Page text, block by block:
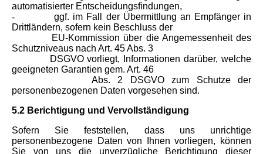
automatisierter Entscheidungsfindungen,
-ggf. im Fall der Übermittlung an Empfänger in
Drittländern, sofern kein Beschluss der
EU-Kommission über die Angemessenheit des
Schutzniveaus nach Art. 45 Abs. 3
DSGVO vorliegt, Informationen darüber, welche
geeigneten Garantien gem. Art. 46
Abs. 2 DSGVO zum Schutze der
personenbezogenen Daten vorgesehen sind.
5.2 Berichtigung und Vervollständigung
Sofern Sie feststellen, dass uns unrichtige
personenbezogene Daten von Ihnen vorliegen, können
Sie von uns die unverzügliche Berichtigung dieser